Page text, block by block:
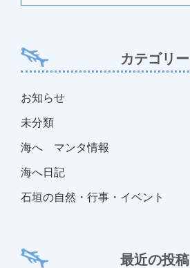
カテゴリー
お知らせ
未分類
海へ マンタ情報
海へ日記
石垣の自然・行事・イベント
最近の投稿